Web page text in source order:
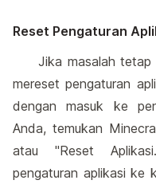
Reset Pengaturan
Jika masalah
mereset pengaturan
dengan masuk ke
Anda, temukan
atau "Reset
pengaturan aplikasi ke